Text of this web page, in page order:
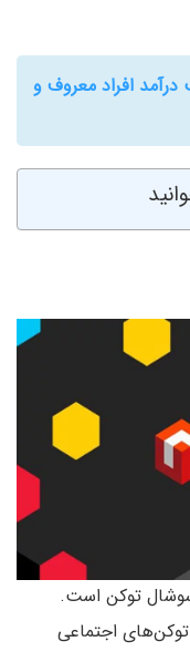
افراد معروف و
توکن است.
توکن‌های اجتماعی